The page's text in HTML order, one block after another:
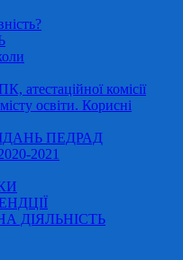
атестаційної комісії
освіти. Корисні
ПЕДРАД
2021
ДІЯЛЬНІСТЬ